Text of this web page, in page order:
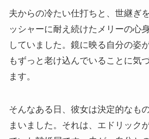
夫からの冷たい仕打ちと、世継ぎ
ッシャーに耐え続けたメリーの心
していました。鏡に映る自分の姿
もずっと老け込んでいることに気
ます。
そんなある日、彼女は決定的なも
まいました。それは、エドリック